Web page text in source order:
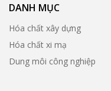
DANH MỤC
Hóa chất xây dựng
Hóa chất xi mạ
Dung môi công nghiệp